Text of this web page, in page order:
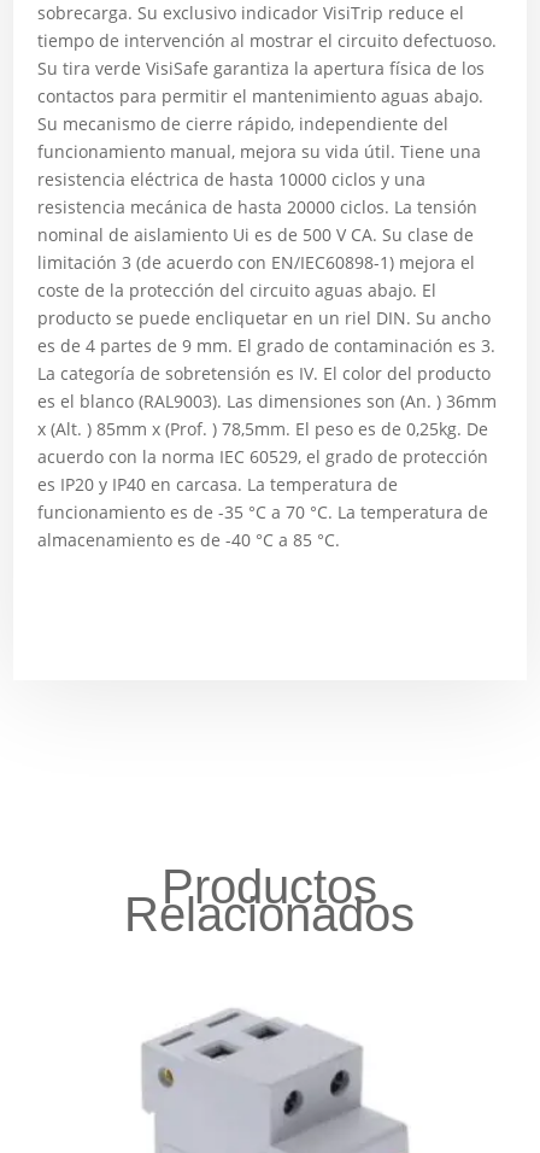
sobrecarga. Su exclusivo indicador VisiTrip reduce el
tiempo de intervención al mostrar el circuito defectuoso.
Su tira verde VisiSafe garantiza la apertura física de los
contactos para permitir el mantenimiento aguas abajo.
Su mecanismo de cierre rápido, independiente del
funcionamiento manual, mejora su vida útil. Tiene una
resistencia eléctrica de hasta 10000 ciclos y una
resistencia mecánica de hasta 20000 ciclos. La tensión
nominal de aislamiento Ui es de 500 V CA. Su clase de
limitación 3 (de acuerdo con EN/IEC60898-1) mejora el
coste de la protección del circuito aguas abajo. El
producto se puede encliquetar en un riel DIN. Su ancho
es de 4 partes de 9 mm. El grado de contaminación es 3.
La categoría de sobretensión es IV. El color del producto
es el blanco (RAL9003). Las dimensiones son (An. ) 36mm
x (Alt. ) 85mm x (Prof. ) 78,5mm. El peso es de 0,25kg. De
acuerdo con la norma IEC 60529, el grado de protección
es IP20 y IP40 en carcasa. La temperatura de
funcionamiento es de -35 °C a 70 °C. La temperatura de
almacenamiento es de -40 °C a 85 °C.
Productos
Relacionados